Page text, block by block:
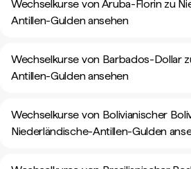
Wechselkurse von Aruba-Florin zu
Antillen-Gulden ansehen
Wechselkurse von Barbados-Dollar
Antillen-Gulden ansehen
Wechselkurse von Bolivianischer
Niederländische-Antillen-Gulden